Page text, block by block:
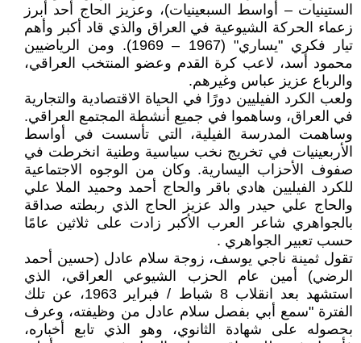
الستينيات – أواسط السبعينيات)، وعزيز الحاج أحد أبرز
زعماء الحركة الشيوعية في العراق والذي قاد أكبر وأهم
تيار فكري "يساري" (1967 – 1969). ومن الرياضيين
محمود أسد، لاعب كرة القدم وعضو المنتخب العراقي،
والرباع عزيز عباس وغيرهم.
ولعب الكرد الفيليين دورًا في الحياة الاقتصادية والتجارية
في العراق، وساهموا في جميع أنشطة المجتمع العراقي.
وساهمت المدرسة الفيلية، التي تأسست في أواسط
الأربعينيات في تخريج نخب سياسية وطنية انخرطت في
صفوف الأحزاب اليسارية. وكان من الوجوه الاجتماعية
للكرد الفيليين هادي باقر والحاج أحمد وحميد الملا علي
والحاج علي حيدر والد عزيز الحاج الذي ربطته صداقة
بالجواهري شاعر العرب الأكبر زادت على ثلاثين عامًا
حسب تعبير الجواهري .
تقول ثمينة ناجي يوسف، زوجة سلام عادل (حسين أحمد
الرضي) أمين عام الحزب الشيوعي العراقي، الذي
استشهد بعد انقلاب 8 شباط / فبراير 1963، عن تلك
الفترة "سمع أبي بفصل سلام عادل من وظيفته، وعرف
بحصوله على شهادة الثانوي، وهو الذي تابع أخباره،